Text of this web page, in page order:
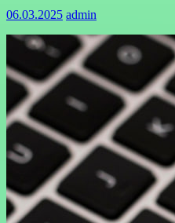
06.03.2025 admin